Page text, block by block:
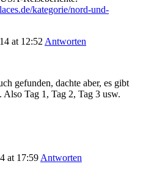
kategorie/nord-und-
at 12:52 Antworten
gefunden, dachte aber, es gibt
Tag 1, Tag 2, Tag 3 usw.
at 17:59 Antworten